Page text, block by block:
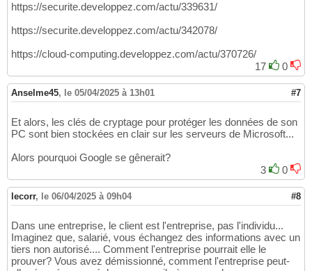
https://securite.developpez.com/actu/339631/
https://securite.developpez.com/actu/342078/
https://cloud-computing.developpez.com/actu/370726/
17
0
Anselme45, le 05/04/2025 à 13h01 #7
Et alors, les clés de cryptage pour protéger les données de son
PC sont bien stockées en clair sur les serveurs de Microsoft...
Alors pourquoi Google se gênerait?
3
0
lecorr, le 06/04/2025 à 09h04 #8
Dans une entreprise, le client est l'entreprise, pas l'individu...
Imaginez que, salarié, vous échangez des informations avec un
tiers non autorisé.... Comment l'entreprise pourrait elle le
prouver? Vous avez démissionné, comment l'entreprise peut-